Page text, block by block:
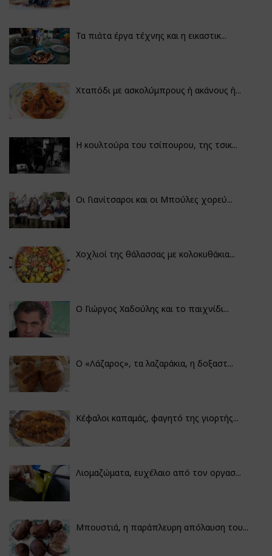
Τα πιάτα έργα τέχνης και η εικαστικ...
Χταπόδι με ασκολύμπρους ή ακάνους ή...
Η κουλτούρα του τσίπουρου, της τσικ...
Οι Γιανίτσαροι και οι Μπούλες χορεύ...
Χοχλιοί της θάλασσας με κολοκυθάκια...
Ο Γιώργος Χαδούλης και το παιχνίδι...
Ο «Λάζαρος», τα λαζαράκια, η δοξαστ...
Κέφαλοι καπαμάς, φαγητό της γιορτής...
Λιομαζώματα, ευχέλαιο από τον οργασ...
Μπουστιά, η παράπλευρη απόλαυση του...